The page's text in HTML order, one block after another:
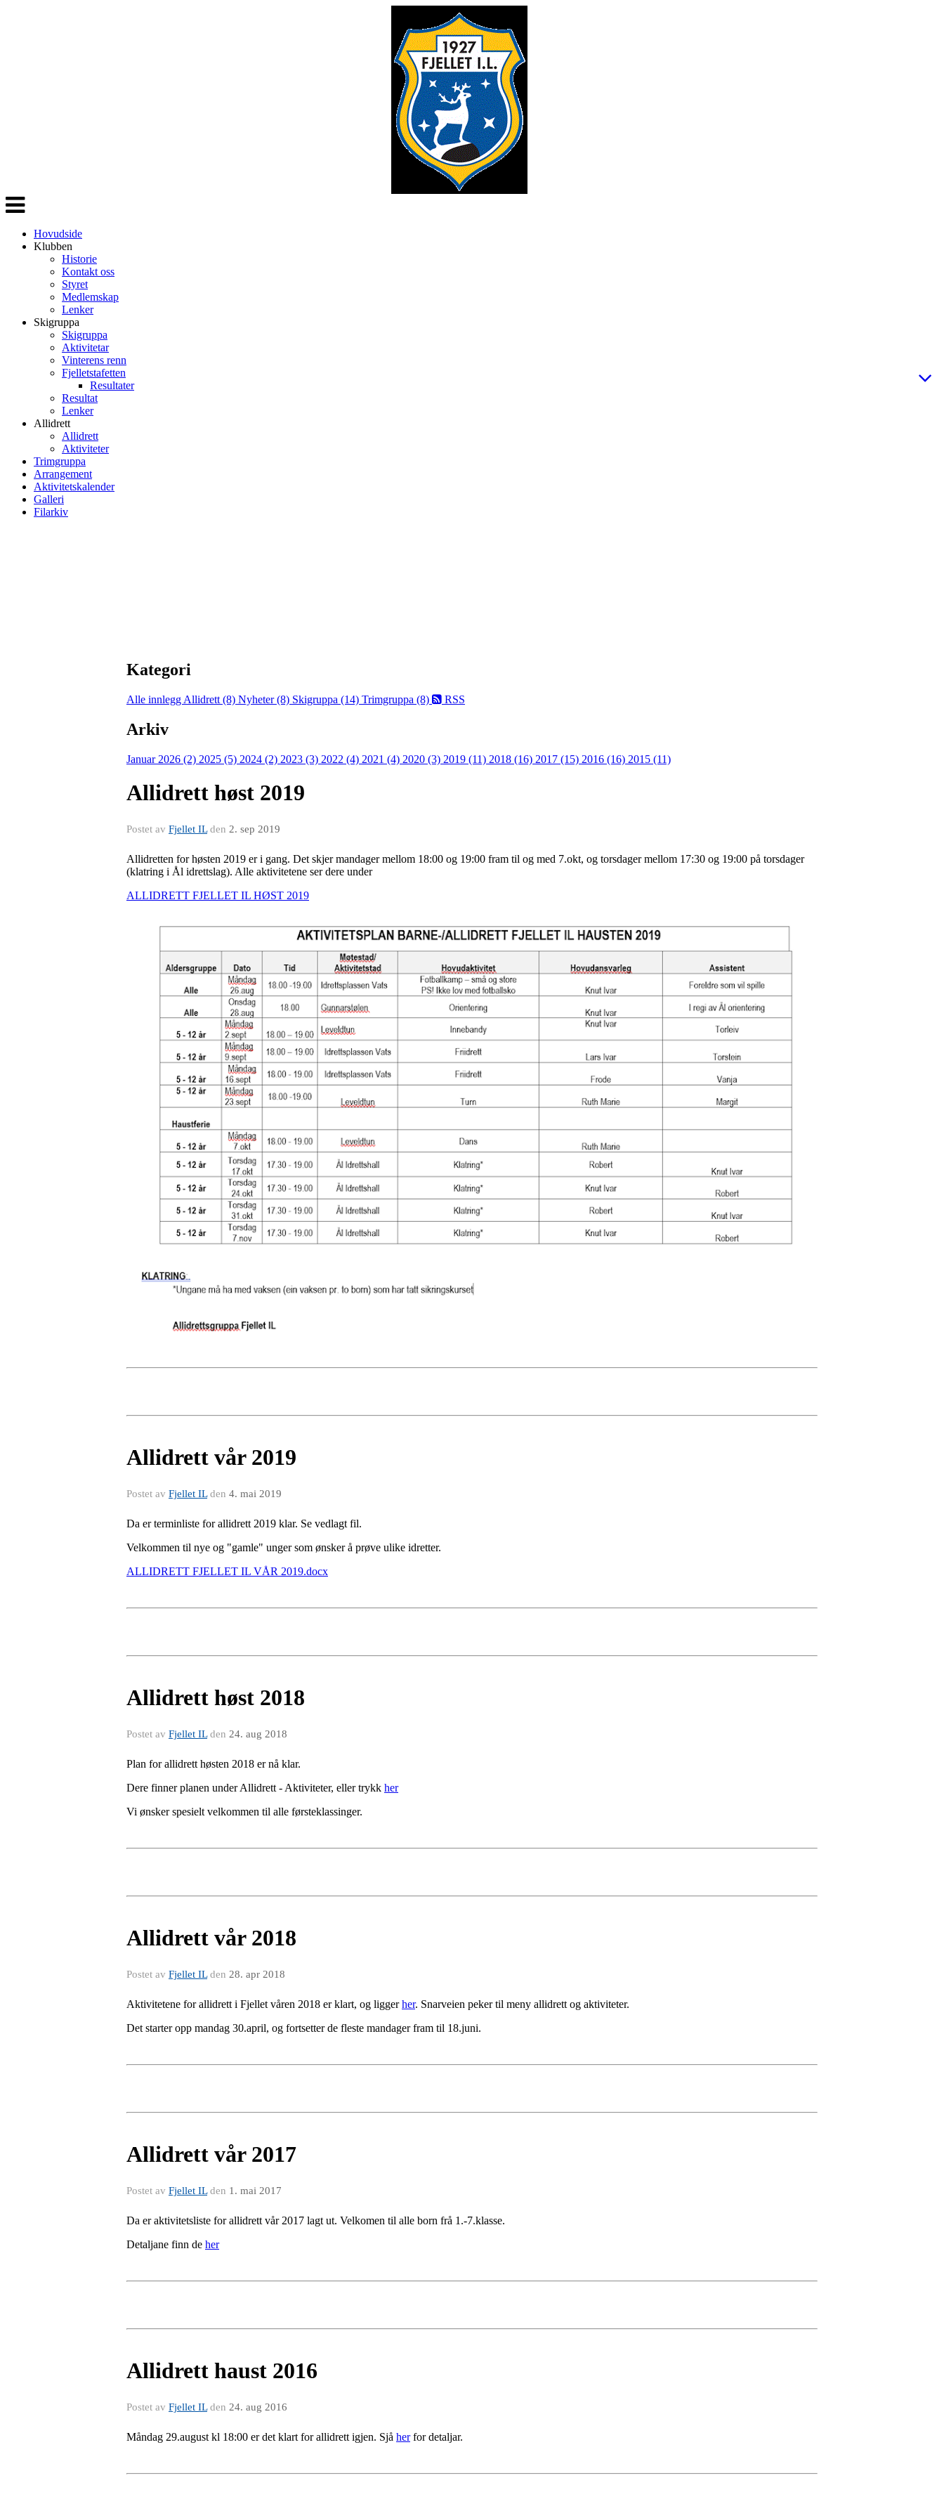
Veksle
navigasjon
Hovudside
Klubben
Historie
Kontakt oss
Styret
Medlemskap
Lenker
Skigruppa
Skigruppa
Aktivitetar
Vinterens renn
Fjelletstafetten
Resultater
Resultat
Lenker
Allidrett
Allidrett
Aktiviteter
Trimgruppa
Arrangement
Aktivitetskalender
Galleri
Filarkiv
Kategori
Alle innlegg Allidrett (8) Nyheter (8) Skigruppa (14) Trimgruppa (8) RSS
Arkiv
Januar 2026 (2) 2025 (5) 2024 (2) 2023 (3) 2022 (4) 2021 (4) 2020 (3) 2019 (11) 2018 (16) 2017 (15) 2016 (16) 2015 (11)
Allidrett høst 2019
Postet av Fjellet ILden 2. sep 2019
Allidretten for høsten 2019 er i gang. Det skjer mandager mellom 18:00 og 19:00 fram til og med 7.okt, og torsdager mellom 17:30 og 19:00 på torsdager
(klatring i Ål idrettslag). Alle aktivitetene ser dere under
ALLIDRETT FJELLET IL HØST 2019
Allidrett vår 2019
Postet av Fjellet ILden 4. mai 2019
Da er terminliste for allidrett 2019 klar. Se vedlagt fil.
Velkommen til nye og "gamle" unger som ønsker å prøve ulike idretter.
ALLIDRETT FJELLET IL VÅR 2019.docx
Allidrett høst 2018
Postet av Fjellet ILden 24. aug 2018
Plan for allidrett høsten 2018 er nå klar.
Dere finner planen under Allidrett - Aktiviteter, eller trykk her
Vi ønsker spesielt velkommen til alle førsteklassinger.
Allidrett vår 2018
Postet av Fjellet ILden 28. apr 2018
Aktivitetene for allidrett i Fjellet våren 2018 er klart, og liggerher. Snarveien peker til meny allidrett og aktiviteter.
Det starter opp mandag 30.april, og fortsetter de fleste mandager fram til 18.juni.
Allidrett vår 2017
Postet av Fjellet ILden 1. mai 2017
Da er aktivitetsliste for allidrett vår 2017 lagt ut. Velkomen til alle born frå 1.-7.klasse.
Detaljane finn de her
Allidrett haust 2016
Postet av Fjellet ILden 24. aug 2016
Måndag 29.august kl 18:00 er det klart for allidrett igjen. Sjå herfor detaljar.